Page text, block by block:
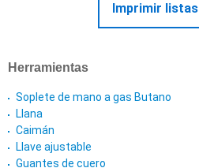
Imprimir listas
Herramientas
Soplete de mano a gas Butano
Llana
Caimán
Llave ajustable
Guantes de cuero